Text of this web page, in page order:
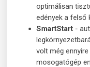
optimálisan
edények a felső
SmartStart -
volt még
mosogatógép